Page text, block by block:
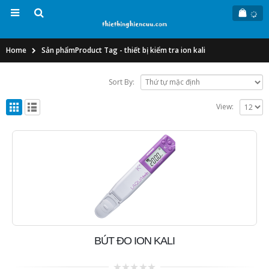
Home Sản phẩmProduct Tag -thiết bị kiểm tra ion kali
Sort By:
View:
BÚT ĐO ION KALI